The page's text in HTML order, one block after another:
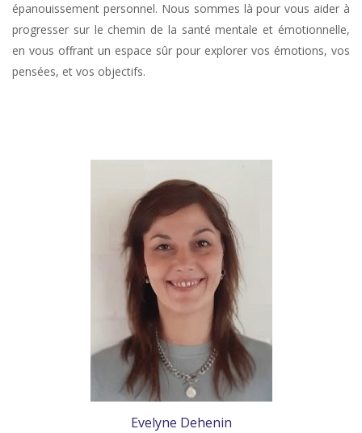
épanouissement personnel. Nous sommes là pour vous aider à
progresser sur le chemin de la santé mentale et émotionnelle,
en vous offrant un espace sûr pour explorer vos émotions, vos
pensées, et vos objectifs.
Evelyne Dehenin